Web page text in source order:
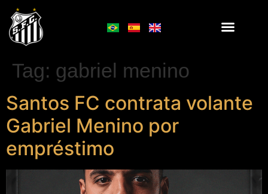
Tag: gabriel menino
Santos FC contrata volante
Gabriel Menino por
empréstimo